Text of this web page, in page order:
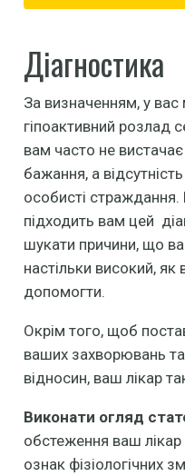
Діагностика
За визначенням, у
гіпоактивний розлад
вам часто не
бажання, а
особисті
підходить вам цей
шукати причини, що
настільки високий, як
допомогти.
Окрім того, щоб
ваших захворювань та
відносин, ваш лікар
Виконати огляд
обстеження ваш лікар
ознак фізіологічних